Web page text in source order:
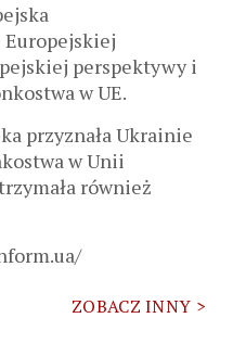
Europejskiej
perspektywy i
w UE.
przyznała Ukrainie
w Unii
również
ZOBACZ INNY >